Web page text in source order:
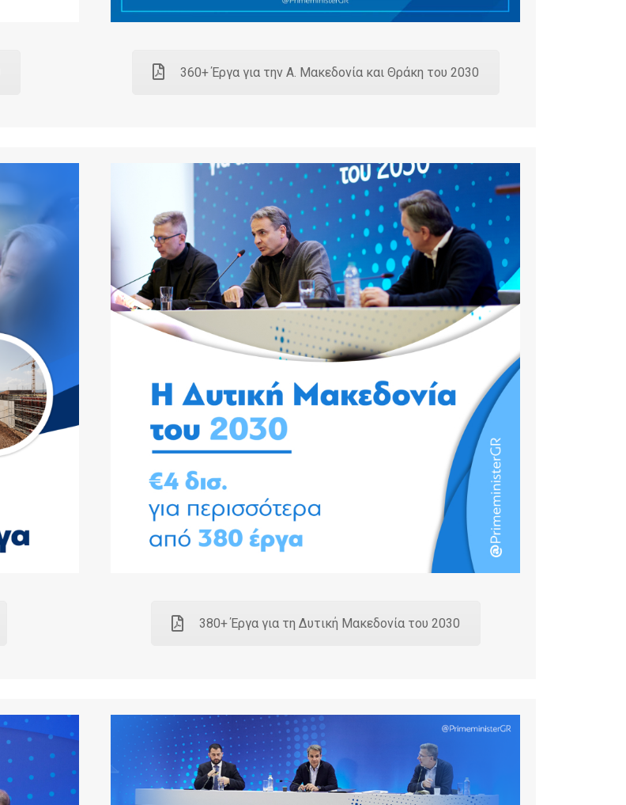
360+ Έργα για την Α. Μακεδονία και Θράκη του 2030
380+ Έργα για τη Δυτική Μακεδονία του 2030